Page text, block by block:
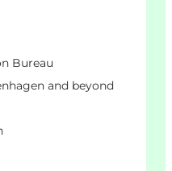
Bureau
and beyond